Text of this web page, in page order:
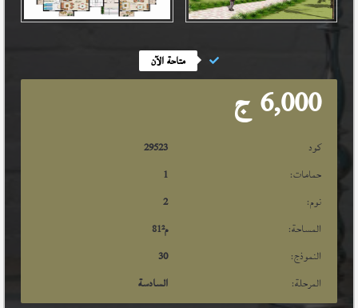
متاحة الآن
6,000 ج
كود
29523
حمامات:
1
نوم:
2
المساحة:
81 م²
النموذج:
30
المرحلة:
السادسة